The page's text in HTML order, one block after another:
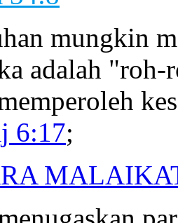
mungkin
adalah
6:17;